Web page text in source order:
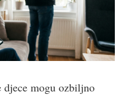
djece mogu ozbiljno